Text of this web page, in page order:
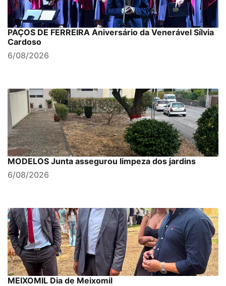
PAÇOS DE FERREIRA Aniversário da Venerável Sílvia
Cardoso
6/08/2026
MODELOS Junta assegurou limpeza dos jardins
6/08/2026
MEIXOMIL Dia de Meixomil